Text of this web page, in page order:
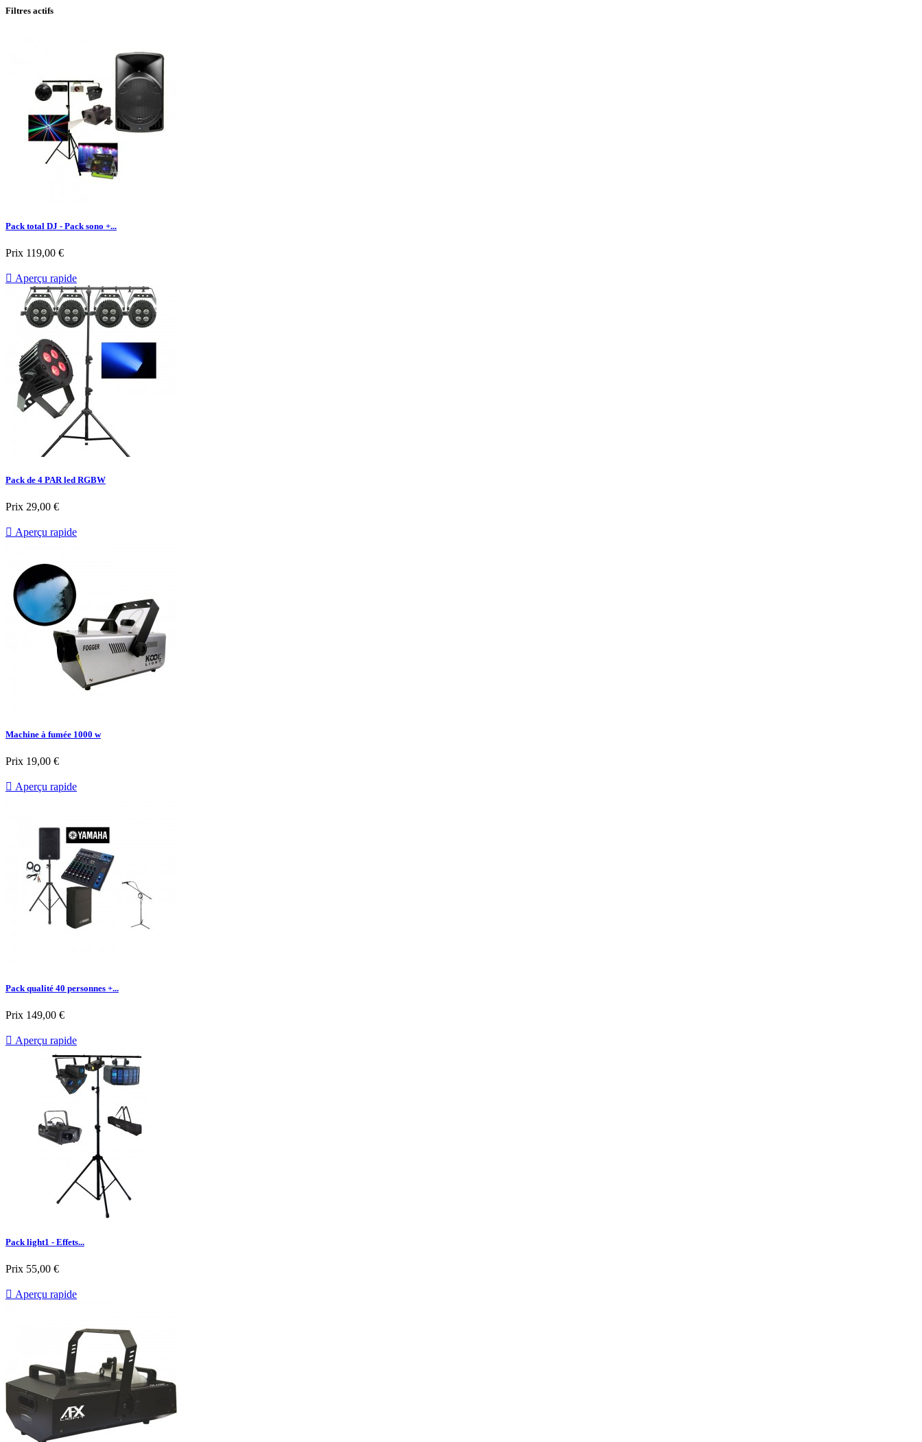
Filtres actifs
Pack total DJ - Pack sono +...
Prix 119,00 €
 Aperçu rapide
Pack de 4 PAR led RGBW
Prix 29,00 €
 Aperçu rapide
Machine à fumée 1000 w
Prix 19,00 €
 Aperçu rapide
Pack qualité 40 personnes +...
Prix 149,00 €
 Aperçu rapide
Pack light1 - Effets...
Prix 55,00 €
 Aperçu rapide